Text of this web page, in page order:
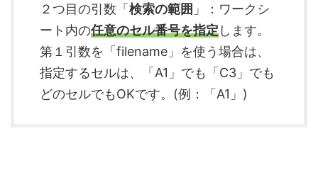
２つ目の引数「検索の範囲 」：ワークシ
ート内の任意のセル番号を指定します。
第１引数を「filename」を使う場合は、
指定するセルは、「A1」でも「C3」でも
どのセルでもOKです。(例：「A1」)